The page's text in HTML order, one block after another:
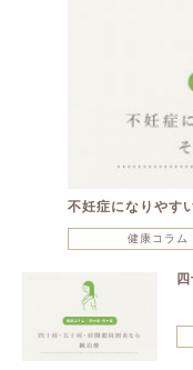
不妊症になりやす
健康コラム